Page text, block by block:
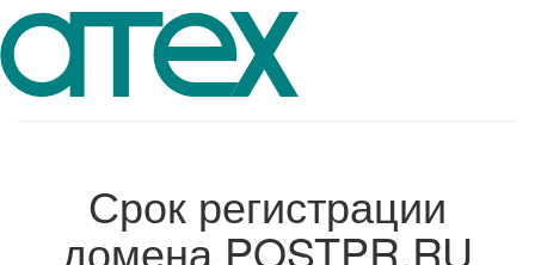
Срок регистрации
домена POSTPR.RU